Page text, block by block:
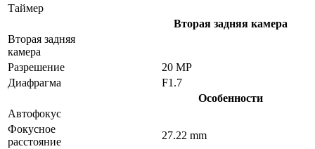
Таймер
Вторая задняя камера
Вторая задняя
камера
Разрешение
20 MP
Диафрагма
F1.7
Особенности
Автофокус
Фокусное
расстояние
27.22 mm